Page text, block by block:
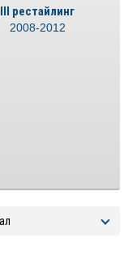
III рестайлинг
2008-2012